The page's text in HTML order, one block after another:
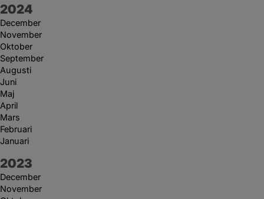
År:
2024
December
November
Oktober
September
Augusti
Juni
Maj
April
Mars
Februari
Januari
År:
2023
December
November